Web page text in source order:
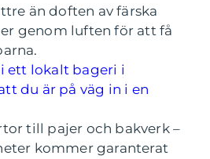
än doften av färska
genom luften för att få
ett lokalt bageri i
du är på väg in i en
till pajer och bakverk –
kommer garanterat